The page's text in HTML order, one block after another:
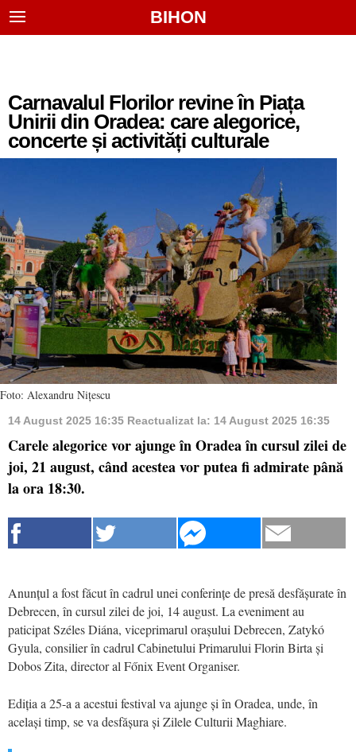
BIHON
Carnavalul Florilor revine în Piața
Unirii din Oradea: care alegorice,
concerte și activități culturale
Foto: Alexandru Nițescu
14 August 2025 16:35 Reactualizat la: 14 August 2025 16:35
Carele alegorice vor ajunge în Oradea în cursul zilei de
joi, 21 august, când acestea vor putea fi admirate până
la ora 18:30.
Anunțul a fost făcut în cadrul unei conferințe de presă desfășurate în
Debrecen, în cursul zilei de joi, 14 august. La eveniment au
paticipat Széles Diána, viceprimarul orașului Debrecen, Zatykó
Gyula, consilier în cadrul Cabinetului Primarului Florin Birta și
Dobos Zita, director al Főnix Event Organiser.
Ediția a 25-a a acestui festival va ajunge și în Oradea, unde, în
același timp, se va desfășura și Zilele Culturii Maghiare.